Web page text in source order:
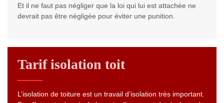
Et il ne faut pas négliger que la loi qui lui est attachée ne
devrait pas être négligée pour éviter une punition.
Tarif isolation toit
L’isolation de toiture est un travail d’isolation très important.